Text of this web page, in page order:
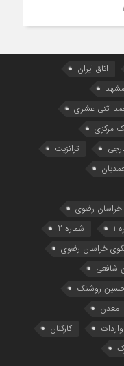
اتاق ایران
مشهد
اثنی عشری
مرکزی
ترانزیت
رضوی
1
شماره 2
خراسان رضوی
شافعی
روشنک
معدن
واردات
کارکنان